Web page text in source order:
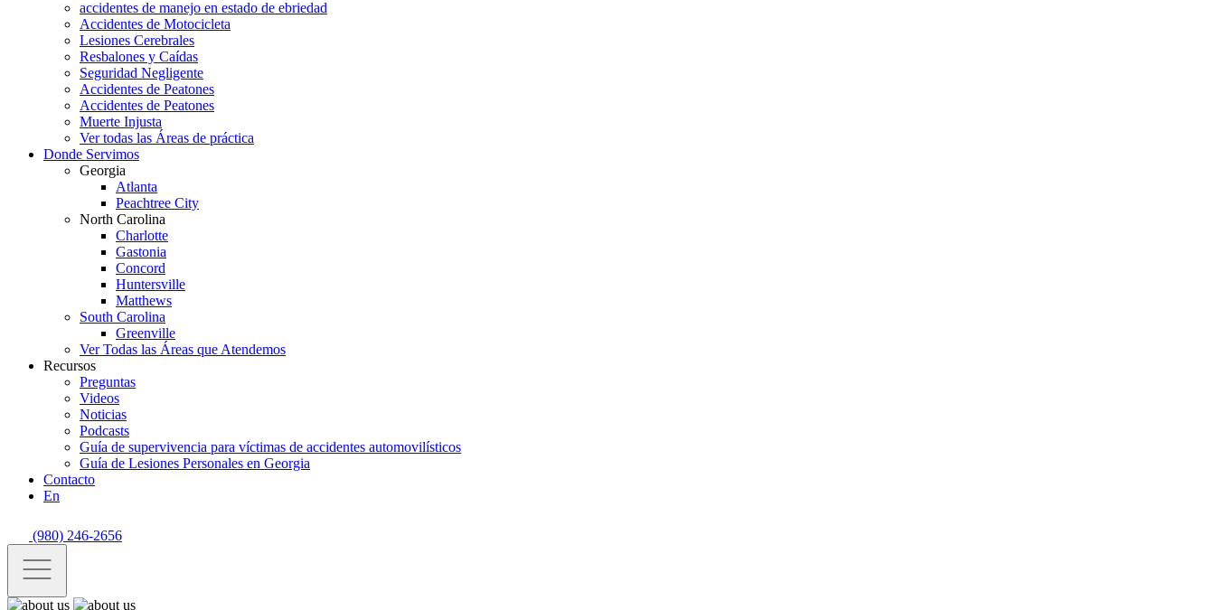
accidentes de manejo en estado de ebriedad
Accidentes de Motocicleta
Lesiones Cerebrales
Resbalones y Caídas
Seguridad Negligente
Accidentes de Peatones
Accidentes de Peatones
Muerte Injusta
Ver todas las Áreas de práctica
Donde Servimos
Georgia
Atlanta
Peachtree City
North Carolina
Charlotte
Gastonia
Concord
Huntersville
Matthews
South Carolina
Greenville
Ver Todas las Áreas que Atendemos
Recursos
Preguntas
Videos
Noticias
Podcasts
Guía de supervivencia para víctimas de accidentes automovilísticos
Guía de Lesiones Personales en Georgia
Contacto
En
(980) 246-2656